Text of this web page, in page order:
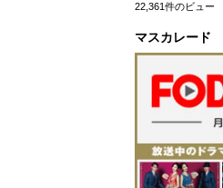
22,361件のビュー
マスカレード